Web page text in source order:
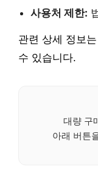
사용처 제한:
관련 상세 정보는
수 있습니다.
대량 구
아래 버튼